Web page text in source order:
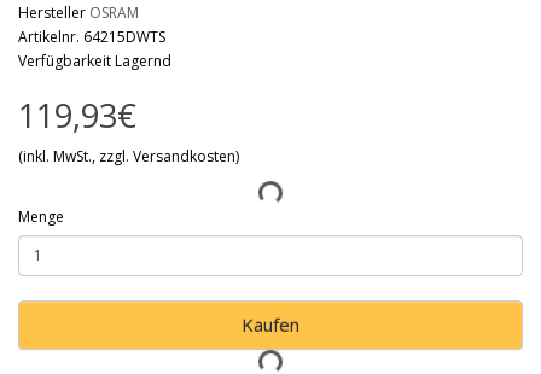
Hersteller OSRAM
Artikelnr. 64215DWTS
Verfügbarkeit Lagernd
119,93€
(inkl. MwSt., zzgl. Versandkosten)
Menge
Kaufen